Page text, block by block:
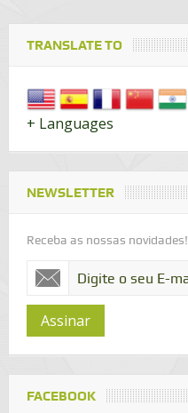
TRANSLATE TO
+ Languages
NEWSLETTER
Receba as nossas novidades!
Assinar
FACEBOOK